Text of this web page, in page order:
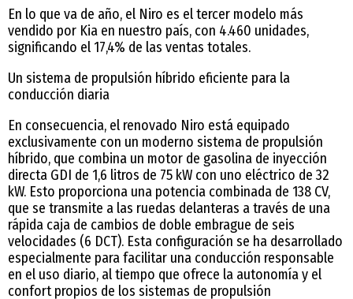
En lo que va de año, el Niro es el tercer modelo más
vendido por Kia en nuestro país, con 4.460 unidades,
significando el 17,4% de las ventas totales.
Un sistema de propulsión híbrido eficiente para la
conducción diaria
En consecuencia, el renovado Niro está equipado
exclusivamente con un moderno sistema de propulsión
híbrido, que combina un motor de gasolina de inyección
directa GDI de 1,6 litros de 75 kW con uno eléctrico de 32
kW. Esto proporciona una potencia combinada de 138 CV,
que se transmite a las ruedas delanteras a través de una
rápida caja de cambios de doble embrague de seis
velocidades (6 DCT). Esta configuración se ha desarrollado
especialmente para facilitar una conducción responsable
en el uso diario, al tiempo que ofrece la autonomía y el
confort propios de los sistemas de propulsión